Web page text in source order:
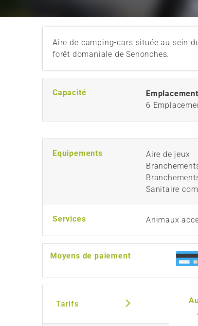
Aire de camping-cars située au sein
forêt domaniale de Senonches.
Capacité
6
Equipements
Aire de jeux
Sanitaire
Services Animaux
Moyens de paiement
Tarifs